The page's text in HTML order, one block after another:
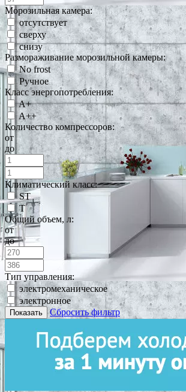
Морозильная камера:
отсутствует
сверху
снизу
Размораживание морозильной камеры:
No frost
Ручное
Класс энергопотребления:
A+
A++
Количество компрессоров:
от
до
Климатический класс:
ST
T
Общий объем, л:
от
до
Тип управления:
электромеханическое
электронное
Показать Сбросить фильтр